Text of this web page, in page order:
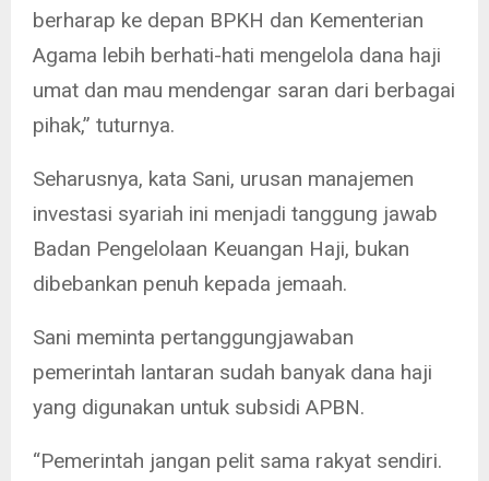
berharap ke depan BPKH dan Kementerian
Agama lebih berhati-hati mengelola dana haji
umat dan mau mendengar saran dari berbagai
pihak,” tuturnya.
Seharusnya, kata Sani, urusan manajemen
investasi syariah ini menjadi tanggung jawab
Badan Pengelolaan Keuangan Haji, bukan
dibebankan penuh kepada jemaah.
Sani meminta pertanggungjawaban
pemerintah lantaran sudah banyak dana haji
yang digunakan untuk subsidi APBN.
“Pemerintah jangan pelit sama rakyat sendiri.